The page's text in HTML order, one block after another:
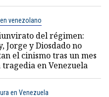
venezolano
del régimen:
Jorge y Diosdado no
el cinismo tras un mes
tragedia en Venezuela
en Venezuela